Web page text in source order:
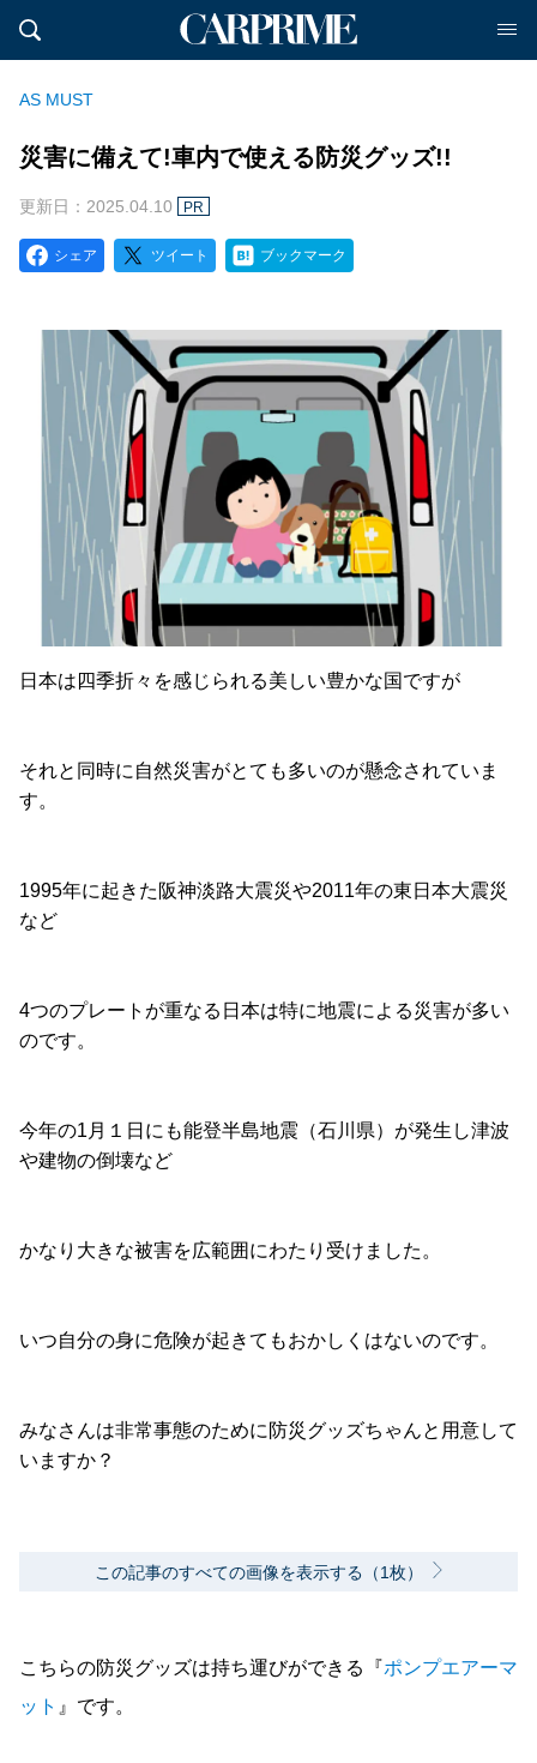
AS MUST
災害に備えて!車内で使える防災グッズ!!
更新日：2025.04.10 PR
シェア ツイート ブックマーク
日本は四季折々を感じられる美しい豊かな国ですが
それと同時に自然災害がとても多いのが懸念されていま
す。
1995年に起きた阪神淡路大震災や2011年の東日本大震災
など
4つのプレートが重なる日本は特に地震による災害が多い
のです。
今年の1月１日にも能登半島地震（石川県）が発生し津波
や建物の倒壊など
かなり大きな被害を広範囲にわたり受けました。
いつ自分の身に危険が起きてもおかしくはないのです。
みなさんは非常事態のために防災グッズちゃんと用意して
いますか？
この記事のすべての画像を表示する（1枚）
こちらの防災グッズは持ち運びができる『ポンプエアーマ
ット 』です。